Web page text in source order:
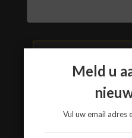
www.a3-
Meld u
Vul uw email adres